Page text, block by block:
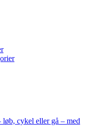
cykel eller gå – med